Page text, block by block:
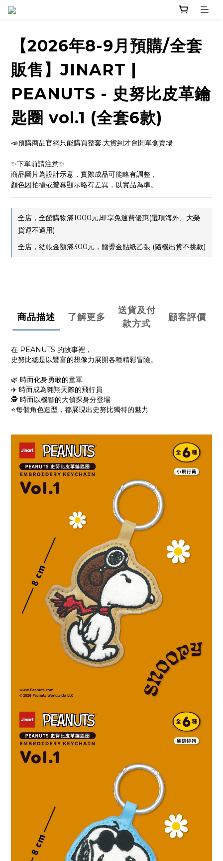
【2026年8-9月預購/全套
販售】JINART |
PEANUTS - 史努比皮革鑰
匙圈 vol.1 (全套6款)
📣預購商品官網只能購買整套.大貨到才會開單盒賣場
✨下單前請注意✨
商品圖片為設計示意，實際成品可能略有調整，
顏色因拍攝或螢幕顯示略有差異，以實品為準。
全店，全館購物滿1000元,即享免運費優惠(選項海外、大榮
貨運不適用)
全店，結帳金額滿300元，贈燙金貼紙乙張 (隨機出貨不挑款)
商品描述 了解更多
送貨及付
款方式
顧客評價
在 PEANUTS 的故事裡，
史努比總是以豐富的想像力展開各種精彩冒險。
🌿 時而化身勇敢的童軍
✈️ 時而成為翱翔天際的飛行員
🕵️ 時而以機智的大偵探身分登場
⭐每個角色造型，都展現出史努比獨特的魅力